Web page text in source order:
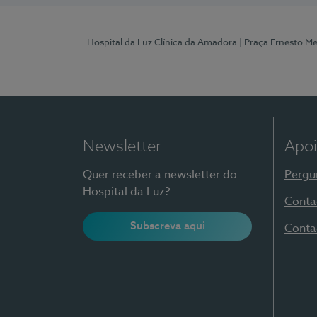
Hospital da Luz Clínica da Amadora | Praça Ernesto
Newsletter
Quer receber a newsletter do
Hospital da Luz?
Subscreva aqui